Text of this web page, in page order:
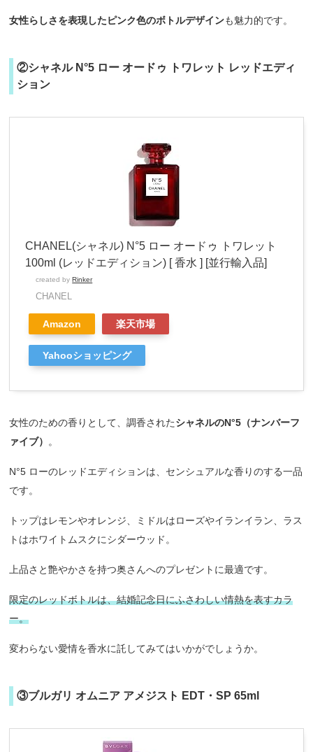
女性らしさを表現したピンク色のボトルデザインも魅力的です。
②シャネル N°5 ロー オードゥ トワレット レッドエディ
ション
CHANEL(シャネル) N°5 ロー オードゥ トワレット
100ml (レッドエディション) [ 香水 ] [並行輸入品]
created byRinker
CHANEL
Amazon 楽天市場
Yahooショッピング
女性のための香りとして、調香されたシャネルのN°5（ナンバーフ
ァイブ）
。
N°5 ローのレッドエディションは、センシュアルな香りのする一品
です。
トップはレモンやオレンジ、ミドルはローズやイランイラン、ラス
トはホワイトムスクにシダーウッド。
上品さと艶やかさを持つ奥さんへのプレゼントに最適です。
限定のレッドボトルは、結婚記念日にふさわしい情熱を表すカラ
ー。
変わらない愛情を香水に託してみてはいかがでしょうか。
③ブルガリ オムニア アメジスト EDT・SP 65ml